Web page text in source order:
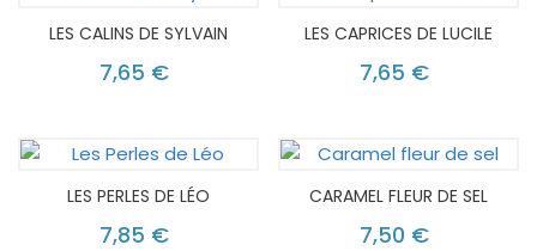
LES CALINS DE SYLVAIN
7,65 €
LES CAPRICES DE LUCILE
7,65 €
LES PERLES DE LÉO
7,85 €
CARAMEL FLEUR DE SEL
7,50 €